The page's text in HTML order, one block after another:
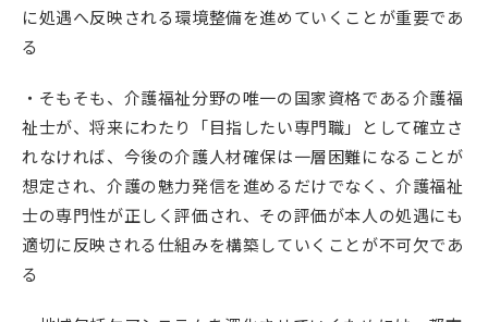
に処遇へ反映される環境整備を進めていくことが重要であ
る
・そもそも、介護福祉分野の唯一の国家資格である介護福
祉士が、将来にわたり「目指したい専門職」として確立さ
れなければ、今後の介護人材確保は一層困難になることが
想定され、介護の魅力発信を進めるだけでなく、介護福祉
士の専門性が正しく評価され、その評価が本人の処遇にも
適切に反映される仕組みを構築していくことが不可欠であ
る